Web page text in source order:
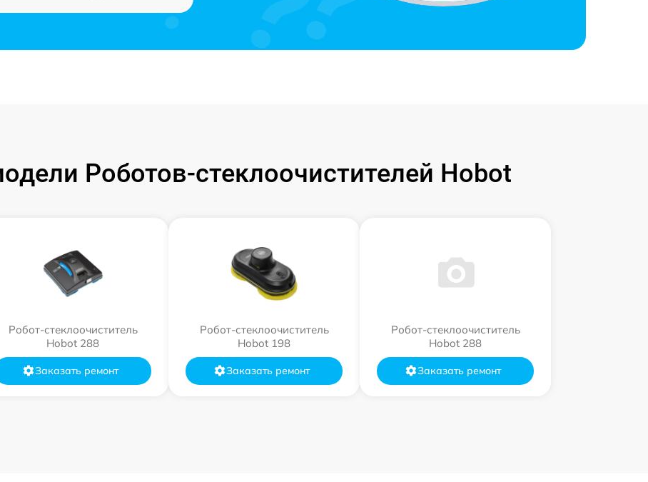
Роботов-стеклоочистителей Hobot
Робот-стеклоочиститель
Hobot 288
Заказать ремонт
Робот-стеклоочиститель
Hobot 198
Заказать ремонт
Робот-стеклоочиститель
Hobot 288
Заказать ремонт